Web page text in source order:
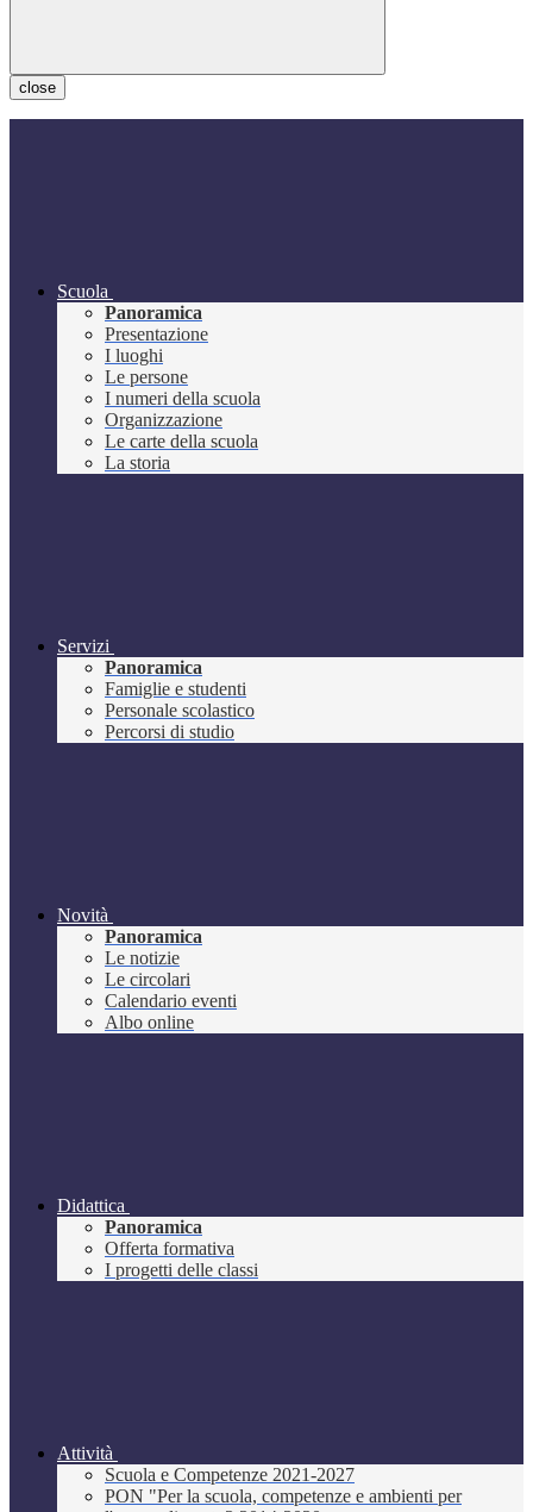
close
Scuola
Panoramica
Presentazione
I luoghi
Le persone
I numeri della scuola
Organizzazione
Le carte della scuola
La storia
Servizi
Panoramica
Famiglie e studenti
Personale scolastico
Percorsi di studio
Novità
Panoramica
Le notizie
Le circolari
Calendario eventi
Albo online
Didattica
Panoramica
Offerta formativa
I progetti delle classi
Attività
Scuola e Competenze 2021-2027
PON "Per la scuola, competenze e ambienti per